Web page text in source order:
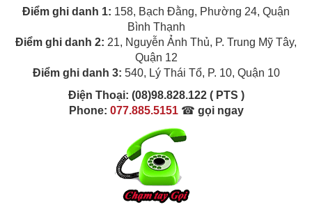
Điểm ghi danh 1: 158, Bạch Đằng, Phường 24, Quận
Bình Thạnh
Điểm ghi danh 2: 21, Nguyễn Ảnh Thủ, P. Trung Mỹ Tây,
Quận 12
Điểm ghi danh 3: 540, Lý Thái Tổ, P. 10, Quận 10
Điện Thoại: (08)98.828.122 ( PTS )
Phone: 077.885.5151☎ gọi ngay